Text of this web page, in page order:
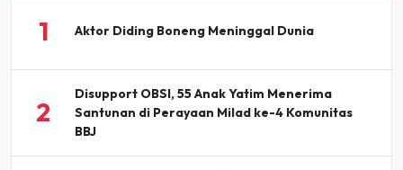
1 Aktor Diding Boneng Meninggal Dunia
2
Disupport OBSI, 55 Anak Yatim Menerima
Santunan di Perayaan Milad ke-4 Komunitas
BBJ